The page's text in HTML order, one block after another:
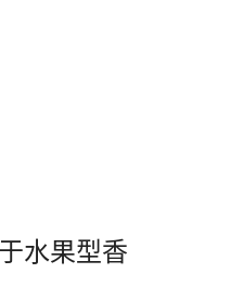
水果型香